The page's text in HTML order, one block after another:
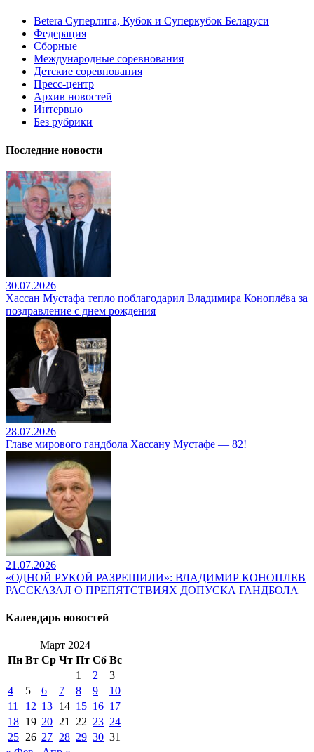
Betera Суперлига, Кубок и Суперкубок Беларуси
Федерация
Сборные
Международные соревнования
Детские соревнования
Пресс-центр
Архив новостей
Интервью
Без рубрики
Последние новости
30.07.2026
Хассан Мустафа тепло поблагодарил Владимира Коноплёва за
поздравление с днем рождения
28.07.2026
Главе мирового гандбола Хассану Мустафе — 82!
21.07.2026
«ОДНОЙ РУКОЙ РАЗРЕШИЛИ»: ВЛАДИМИР КОНОПЛЕВ
РАССКАЗАЛ О ПРЕПЯТСТВИЯХ ДОПУСКА ГАНДБОЛА
Календарь новостей
Март 2024
Пн Вт Ср Чт Пт Сб Вс
1
2
3
4
5 6 7 8 9
10
11
12 13 14 15 16 17
18 19 20 21 22 23 24
25 26 27 28 29 30 31